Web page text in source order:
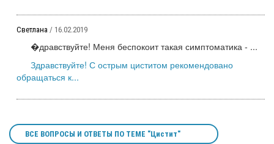
Светлана / 16.02.2019
�дравствуйте! Меня беспокоит такая симптоматика - ...
Здравствуйте! С острым циститом рекомендовано
обращаться к...
ВСЕ ВОПРОСЫ И ОТВЕТЫ ПО ТЕМЕ "Цистит"